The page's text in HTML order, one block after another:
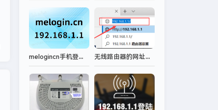
melogincn手机登录ip地址 无线路由器的网址（管理地址、IP地址、后台地址）是多少？